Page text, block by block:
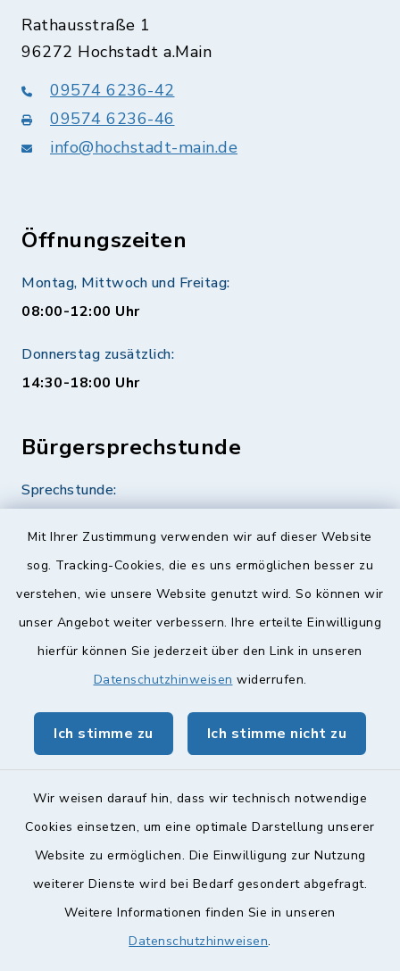
Mit Ihrer Zustimmung verwenden wir auf dieser Website
sog. Tracking-Cookies, die es uns ermöglichen besser zu
verstehen, wie unsere Website genutzt wird. So können wir
unser Angebot weiter verbessern. Ihre erteilte Einwilligung
hierfür können Sie jederzeit über den Link in unseren
Datenschutzhinweisen widerrufen.
Ich stimme zu Ich stimme nicht zu
Wir weisen darauf hin, dass wir technisch notwendige
Cookies einsetzen, um eine optimale Darstellung unserer
Website zu ermöglichen. Die Einwilligung zur Nutzung
weiterer Dienste wird bei Bedarf gesondert abgefragt.
Weitere Informationen finden Sie in unseren
Datenschutzhinweisen.
Rathausstraße 1
96272 Hochstadt a.Main
09574 6236-42
09574 6236-46
info@hochstadt-main.de
Öffnungszeiten
Montag, Mittwoch und Freitag:
08:00-12:00 Uhr
Donnerstag zusätzlich:
14:30-18:00 Uhr
Bürgersprechstunde
Sprechstunde:
Quicklinks
Landkreis Lichtenfels
geoPortal Lichtenfels
Barrierefreiheit